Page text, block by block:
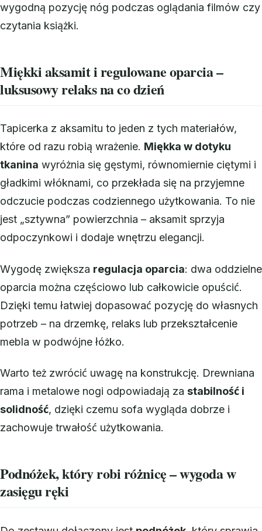
wygodną pozycję nóg podczas oglądania filmów czy
czytania książki.
Miękki aksamit i regulowane oparcia –
luksusowy relaks na co dzień
Tapicerka z aksamitu to jeden z tych materiałów,
które od razu robią wrażenie. Miękka w dotyku
tkanina wyróżnia się gęstymi, równomiernie ciętymi i
gładkimi włóknami, co przekłada się na przyjemne
odczucie podczas codziennego użytkowania. To nie
jest „sztywna” powierzchnia – aksamit sprzyja
odpoczynkowi i dodaje wnętrzu elegancji.
Wygodę zwiększa regulacja oparcia: dwa oddzielne
oparcia można częściowo lub całkowicie opuścić.
Dzięki temu łatwiej dopasować pozycję do własnych
potrzeb – na drzemkę, relaks lub przekształcenie
mebla w podwójne łóżko.
Warto też zwrócić uwagę na konstrukcję. Drewniana
rama i metalowe nogi odpowiadają za stabilność i
solidność, dzięki czemu sofa wygląda dobrze i
zachowuje trwałość użytkowania.
Podnóżek, który robi różnicę – wygoda w
zasięgu ręki